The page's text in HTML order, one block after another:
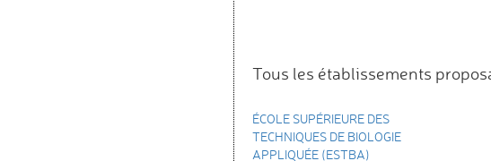
Tous les établissements
ÉCOLE SUPÉRIEURE DES
TECHNIQUES DE BIOLOGIE
APPLIQUÉE (ESTBA)